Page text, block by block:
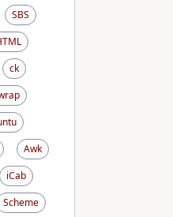
SBS
ck
Awk
iCab
Scheme